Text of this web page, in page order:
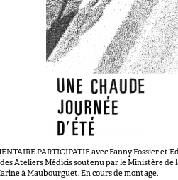
PARTICIPATIFavec Fanny Fossier et
Ateliers Médicis soutenu par le Ministère de
à Maubourguet. En cours de montage.